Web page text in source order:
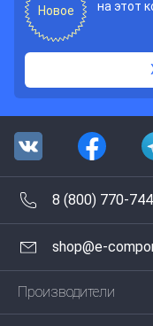
Новое
на этот
8 (800) 770-
shop@e-
Производители